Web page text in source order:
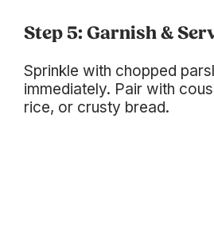
Step 5: Garnish &
Sprinkle with chopped
immediately. Pair with
rice, or crusty bread.